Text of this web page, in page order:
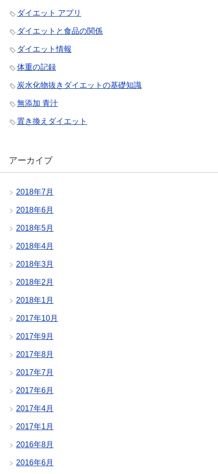
ダイエット アプリ
ダイエットと食品の関係
ダイエット情報
体重の記録
炭水化物抜きダイエットの基礎知識
無添加 青汁
置き換えダイエット
アーカイブ
2018年7月
2018年6月
2018年5月
2018年4月
2018年3月
2018年2月
2018年1月
2017年10月
2017年9月
2017年8月
2017年7月
2017年6月
2017年4月
2017年1月
2016年8月
2016年6月